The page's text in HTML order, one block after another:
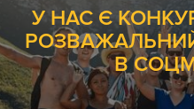
У НАС Є
РОЗВАЖАЛЬНИЙ
В